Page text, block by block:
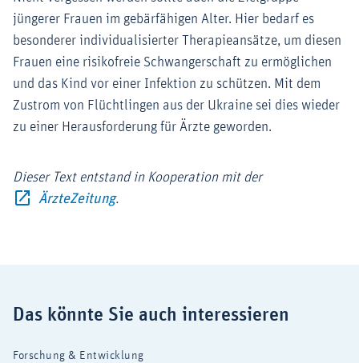
jüngerer Frauen im gebärfähigen Alter. Hier bedarf es
besonderer individualisierter Therapieansätze, um diesen
Frauen eine risikofreie Schwangerschaft zu ermöglichen
und das Kind vor einer Infektion zu schützen. Mit dem
Zustrom von Flüchtlingen aus der Ukraine sei dies wieder
zu einer Herausforderung für Ärzte geworden.
Dieser Text entstand in Kooperation mit der
ÄrzteZeitungExterner-Link (Öffnet im neuen Fenster)
.
Das könnte Sie auch interessieren
Forschung & Entwicklung